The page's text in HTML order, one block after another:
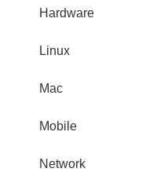
Hardware
Linux
Mac
Mobile
Network